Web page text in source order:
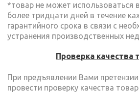
*товар не может использоваться
более тридцати дней в течение
гарантийного срока в связи с
устранения производственных
Проверка качества
При предъявлении Вами
провести проверку качества